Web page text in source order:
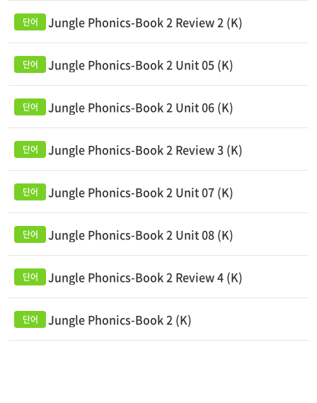
Jungle Phonics-Book 2 Review 2 (K)
Jungle Phonics-Book 2 Unit 05 (K)
Jungle Phonics-Book 2 Unit 06 (K)
Jungle Phonics-Book 2 Review 3 (K)
Jungle Phonics-Book 2 Unit 07 (K)
Jungle Phonics-Book 2 Unit 08 (K)
Jungle Phonics-Book 2 Review 4 (K)
Jungle Phonics-Book 2 (K)